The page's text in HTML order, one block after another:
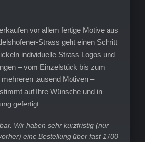
vor allem fertige Motive aus
Strass geht einen Schritt
individuelle Strass Logos und
– vom Einzelstück bis zum
tausend Motiven –
auf Ihre Wünsche und in
gefertigt.
Wir haben sehr kurzfristig (nur
eine Bestellung über fast 1700